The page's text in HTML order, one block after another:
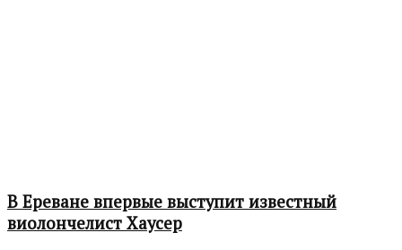
В Ереване впервые выступит известный
виолончелист Хаусер